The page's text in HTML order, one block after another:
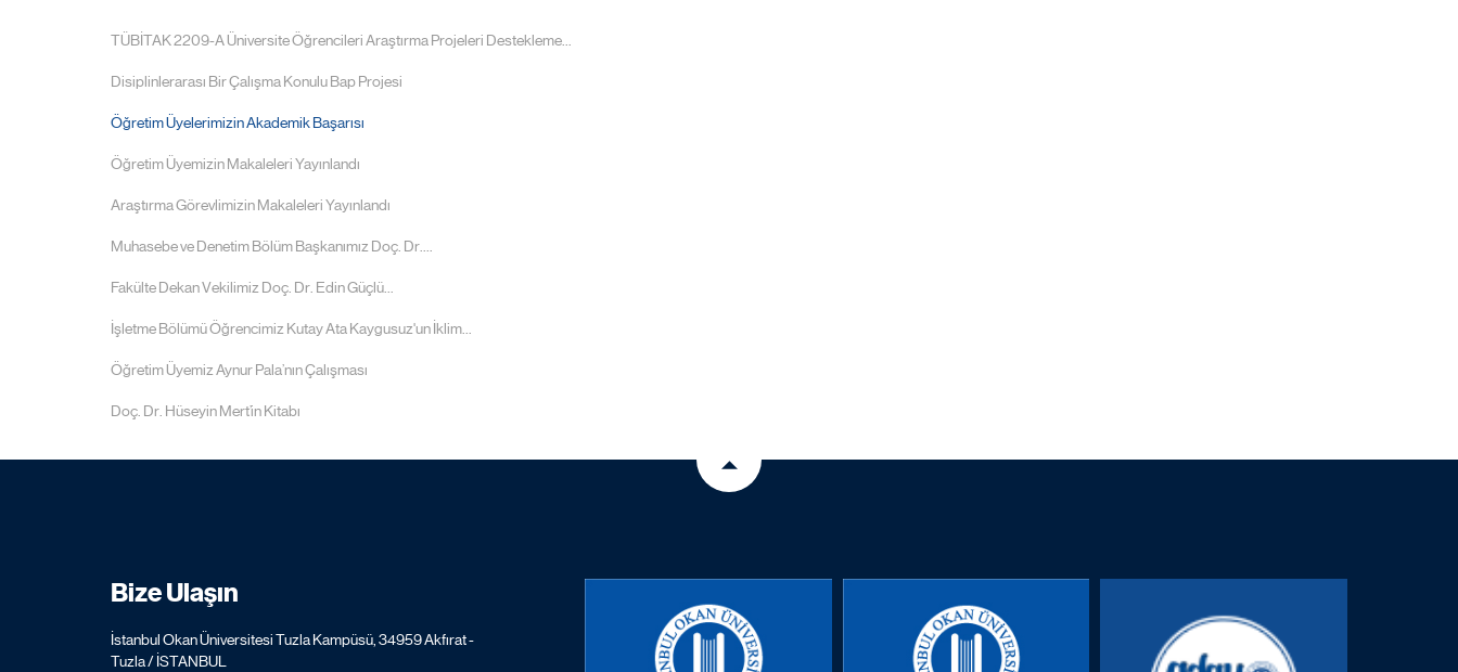
TÜBİTAK 2209-A Üniversite Öğrencileri Araştırma Projeleri Destekleme...
Disiplinlerarası Bir Çalışma Konulu Bap Projesi
Öğretim Üyelerimizin Akademik Başarısı
Öğretim Üyemizin Makaleleri Yayınlandı
Araştırma Görevlimizin Makaleleri Yayınlandı
Muhasebe ve Denetim Bölüm Başkanımız Doç. Dr....
Fakülte Dekan Vekilimiz Doç. Dr. Edin Güçlü...
İşletme Bölümü Öğrencimiz Kutay Ata Kaygusuz'un İklim...
Öğretim Üyemiz Aynur Pala’nın Çalışması
Doç. Dr. Hüseyin Mert’in Kitabı
Bize Ulaşın
İstanbul Okan Üniversitesi Tuzla Kampüsü, 34959 Akfırat -
Tuzla / İSTANBUL